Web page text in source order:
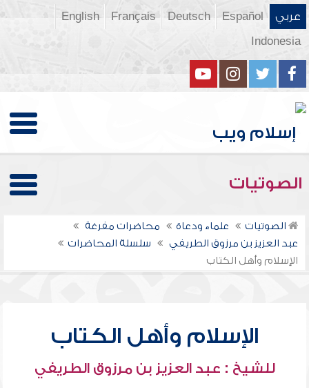
عربي Español
Deutsch
Français
English
Indonesia
الصوتيات
الصوتيات علماء ودعاة
محاضرات مفرغة
عبد العزيز بن مرزوق الطريفي
سلسلة المحاضرات
الإسلام وأهل الكتاب
الإسلام وأهل الكتاب
للشيخ : عبد العزيز بن مرزوق الطريفي